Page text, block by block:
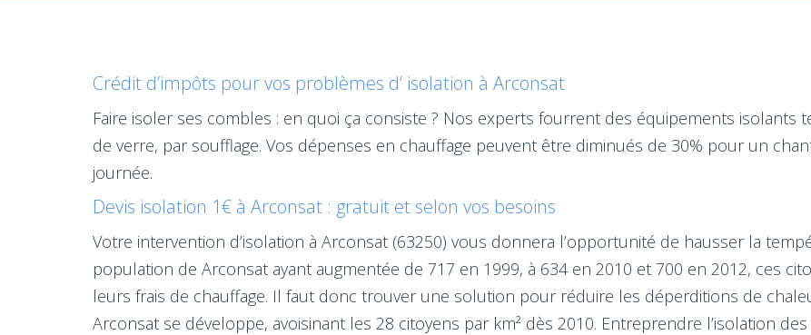
Crédit d’impôts pour vos problèmes d’ isolation à Arconsat
Faire isoler ses combles : en quoi ça consiste ? Nos experts fourrent des équipements isolants
de verre, par soufflage. Vos dépenses en chauffage peuvent être diminués de 30% pour un
journée.
Devis isolation 1€ à Arconsat : gratuit et selon vos besoins
Votre intervention d’isolation à Arconsat (63250) vous donnera l’opportunité de hausser la
population de Arconsat ayant augmentée de 717 en 1999, à 634 en 2010 et 700 en 2012, ces
leurs frais de chauffage. Il faut donc trouver une solution pour réduire les déperditions de
Arconsat se développe, avoisinant les 28 citoyens par km² dès 2010. Entreprendre l’isolation